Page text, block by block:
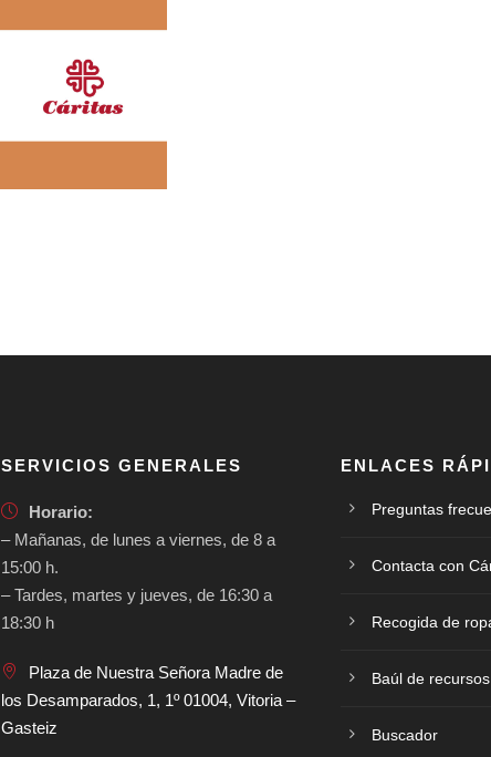
SERVICIOS GENERALES
Horario:
– Mañanas, de lunes a viernes, de 8 a
15:00 h.
– Tardes, martes y jueves, de 16:30 a
18:30 h
Plaza de Nuestra Señora Madre de
los Desamparados, 1, 1º 01004, Vitoria –
Gasteiz
ENLACES
Preguntas
Contacta con
Recogida de
Baúl de recursos
Buscador